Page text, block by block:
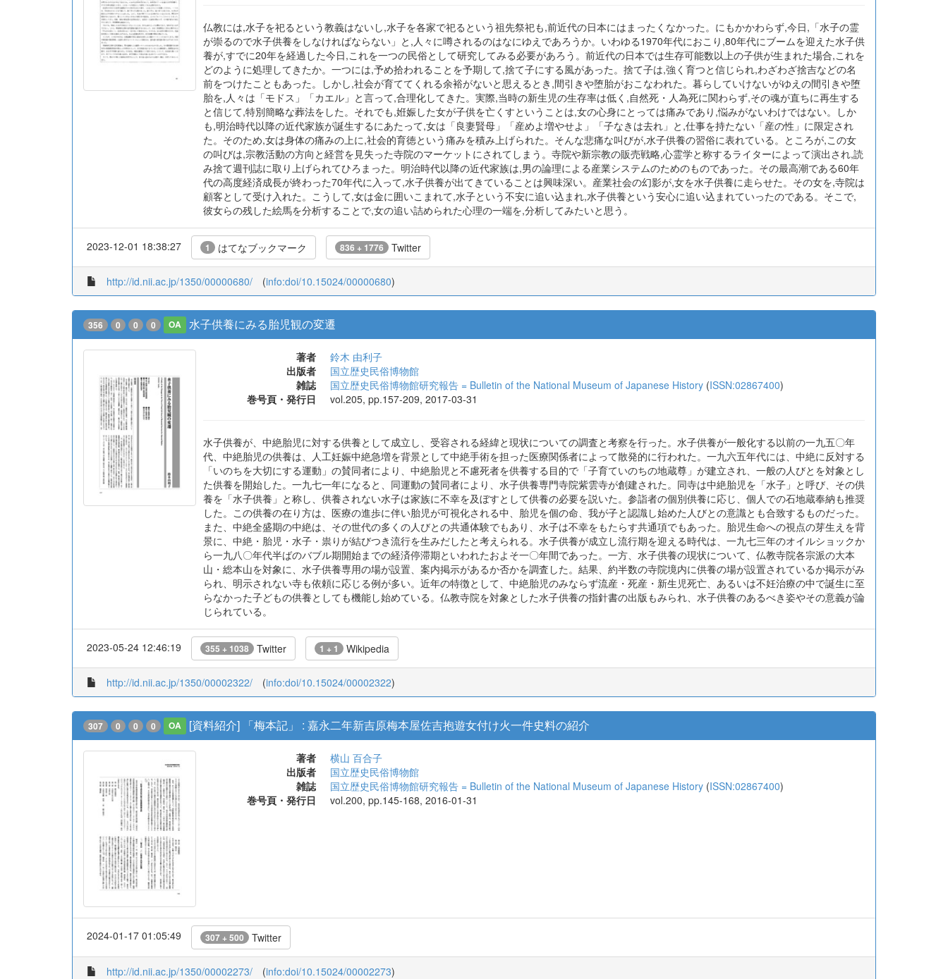
仏教には,水子を祀るという教義はないし,水子を各家で祀るという祖先祭祀も,前近代の日本にはまったくなかった。にもかかわらず,今日,「水子の霊
が崇るので水子供養をしなければならない」と,人々に噂されるのはなにゆえであろうか。いわゆる1970年代におこり,80年代にブームを迎えた水子供
養が,すでに20年を経過した今日,これを一つの民俗として研究してみる必要があろう。前近代の日本では生存可能数以上の子供が生まれた場合,これを
どのように処理してきたか。一つには,予め拾われることを予期して,捨て子にする風があった。捨て子は,強く育つと信じられ,わざわざ捨吉などの名
前をつけたこともあった。しかし,社会が育ててくれる余裕がないと思えるとき,間引きや堕胎がおこなわれた。暮らしていけないがゆえの間引きや堕
胎を,人々は「モドス」「カエル」と言って,合理化してきた。実際,当時の新生児の生存率は低く,自然死・人為死に関わらず,その魂が直ちに再生する
と信じて,特別簡略な葬法をした。それでも,姙娠した女が子供を亡くすということは,女の心身にとっては痛みであり,悩みがないわけではない。しか
も,明治時代以降の近代家族が誕生するにあたって,女は「良妻賢母」「産めよ増やせよ」「子なきは去れ」と,仕事を持たない「産の性」に限定され
た。そのため,女は身体の痛みの上に,社会的育徳という痛みを積み上げられた。そんな悲痛な叫びが,水子供養の習俗に表れている。ところが,この女
の叫びは,宗教活動の方向と経営を見失った寺院のマーケットにされてしまう。寺院や新宗教の販売戦略,心霊学と称するライターによって演出され,読
み捨て週刊誌に取り上げられてひろまった。明治時代以降の近代家族は,男の論理による産業システムのためのものであった。その最高潮である60年
代の高度経済成長が終わった70年代に入って,水子供養が出てきていることは興味深い。産業社会の幻影が,女を水子供養に走らせた。その女を,寺院は
顧客として受け入れた。こうして,女は金に囲いこまれて,水子という不安に追い込まれ,水子供養という安心に追い込まれていったのである。そこで,
彼女らの残した絵馬を分析することで,女の追い詰められた心理の一端を,分析してみたいと思う。
2023-12-01 18:38:27 1 はてなブックマーク 836 + 1776 Twitter
http://id.nii.ac.jp/1350/00000680/ (info:doi/10.15024/00000680)
356 0 0 0 OA 水子供養にみる胎児観の変遷
著者
鈴木 由利子
出版者
国立歴史民俗博物館
雑誌
国立歴史民俗博物館研究報告 = Bulletin of the National Museum of Japanese History (ISSN:02867400)
巻号頁・発行日
vol.205, pp.157-209, 2017-03-31
水子供養が、中絶胎児に対する供養として成立し、受容される経緯と現状についての調査と考察を行った。水子供養が一般化する以前の一九五〇年
代、中絶胎児の供養は、人工妊娠中絶急増を背景として中絶手術を担った医療関係者によって散発的に行われた。一九六五年代には、中絶に反対する
「いのちを大切にする運動」の賛同者により、中絶胎児と不慮死者を供養する目的で「子育ていのちの地蔵尊」が建立され、一般の人びとを対象とし
た供養を開始した。一九七一年になると、同運動の賛同者により、水子供養専門寺院紫雲寺が創建された。同寺は中絶胎児を「水子」と呼び、その供
養を「水子供養」と称し、供養されない水子は家族に不幸を及ぼすとして供養の必要を説いた。参詣者の個別供養に応じ、個人での石地蔵奉納も推奨
した。この供養の在り方は、医療の進歩に伴い胎児が可視化される中、胎児を個の命、我が子と認識し始めた人びとの意識とも合致するものだった。
また、中絶全盛期の中絶は、その世代の多くの人びとの共通体験でもあり、水子は不幸をもたらす共通項でもあった。胎児生命への視点の芽生えを背
景に、中絶・胎児・水子・祟りが結びつき流行を生みだしたと考えられる。水子供養が成立し流行期を迎える時代は、一九七三年のオイルショックか
ら一九八〇年代半ばのバブル期開始までの経済停滞期といわれたおよそ一〇年間であった。一方、水子供養の現状について、仏教寺院各宗派の大本
山・総本山を対象に、水子供養専用の場が設置、案内掲示があるか否かを調査した。結果、約半数の寺院境内に供養の場が設置されているか掲示がみ
られ、明示されない寺も依頼に応じる例が多い。近年の特徴として、中絶胎児のみならず流産・死産・新生児死亡、あるいは不妊治療の中で誕生に至
らなかった子どもの供養としても機能し始めている。仏教寺院を対象とした水子供養の指針書の出版もみられ、水子供養のあるべき姿やその意義が論
じられている。
2023-05-24 12:46:19 355 + 1038 Twitter 1 + 1 Wikipedia
http://id.nii.ac.jp/1350/00002322/ (info:doi/10.15024/00002322)
307 0 0 0 OA [資料紹介] 「梅本記」 : 嘉永二年新吉原梅本屋佐吉抱遊女付け火一件史料の紹介
著者
横山 百合子
出版者
国立歴史民俗博物館
雑誌
国立歴史民俗博物館研究報告 = Bulletin of the National Museum of Japanese History (ISSN:02867400)
巻号頁・発行日
vol.200, pp.145-168, 2016-01-31
2024-01-17 01:05:49 307 + 500 Twitter
http://id.nii.ac.jp/1350/00002273/ (info:doi/10.15024/00002273)